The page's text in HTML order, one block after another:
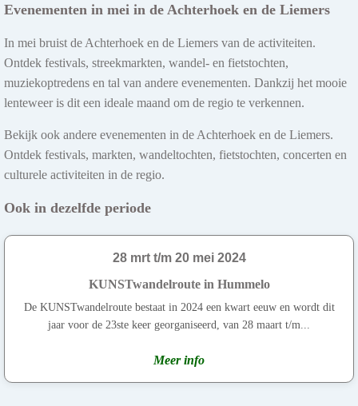
Evenementen in mei in de Achterhoek en de Liemers
In mei bruist de Achterhoek en de Liemers van de activiteiten.
Ontdek festivals, streekmarkten, wandel- en fietstochten,
muziekoptredens en tal van andere evenementen. Dankzij het mooie
lenteweer is dit een ideale maand om de regio te verkennen.
Bekijk ook andere evenementen in de Achterhoek en de Liemers.
Ontdek festivals, markten, wandeltochten, fietstochten, concerten en
culturele activiteiten in de regio.
Ook in dezelfde periode
28 mrt t/m 20 mei 2024
KUNSTwandelroute in Hummelo
De KUNSTwandelroute bestaat in 2024 een kwart eeuw en wordt dit
jaar voor de 23ste keer georganiseerd, van 28 maart t/m...
Meer info